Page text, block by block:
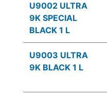
U9002 ULTRA
9K SPECIAL
BLACK 1 L
U9003 ULTRA
9K BLACK 1 L